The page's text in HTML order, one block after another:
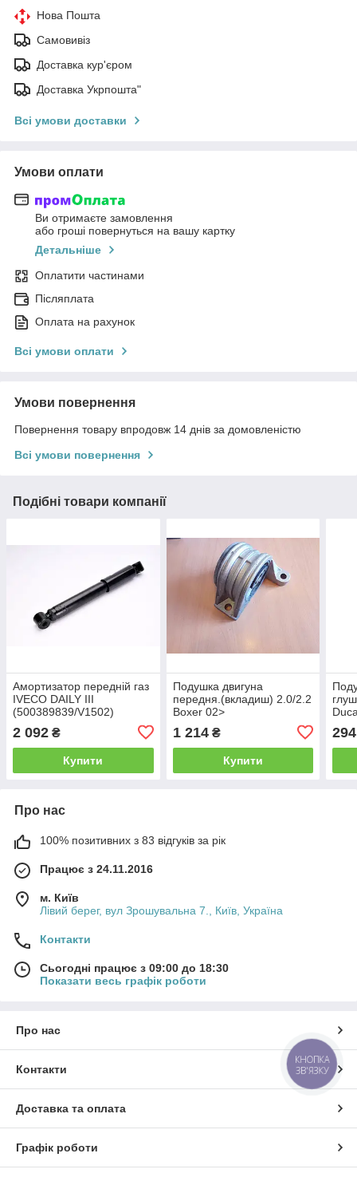
Нова Пошта
Самовивіз
Доставка кур'єром
Доставка Укрпошта"
Всі умови доставки
Умови оплати
Ви отримаєте замовлення
або гроші повернуться на вашу картку
Детальніше
Оплатити частинами
Післяплата
Оплата на рахунок
Всі умови оплати
Умови повернення
Повернення товару впродовж 14 днів за домовленістю
Всі умови повернення
Подібні товари компанії
Амортизатор передній газ
IVECO DAILY III
(500389839/V1502)
2 092 ₴
Купити
Подушка двигуна
передня.(вкладиш) 2.0/2.2
Boxer 02>
1 214₴
Купити
294
Про нас
100% позитивних з 83 відгуків за рік
Працює з 24.11.2016
м. Київ
Лівий берег, вул Зрошувальна 7., Київ, Україна
Контакти
Сьогодні працює з 09:00 до 18:30
Показати весь графік роботи
Про нас
Контакти
Доставка та оплата
Графік роботи
КНОПКА
ЗВ'ЯЗКУ